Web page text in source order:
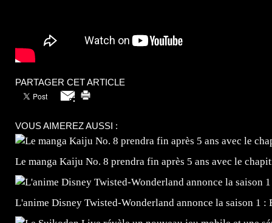
PARTAGER CET ARTICLE
VOUS AIMEREZ AUSSI :
Le manga Kaiju No. 8 prendra fin après 5 ans avec le
L'anime Disney Twisted-Wonderland annonce la saison 1